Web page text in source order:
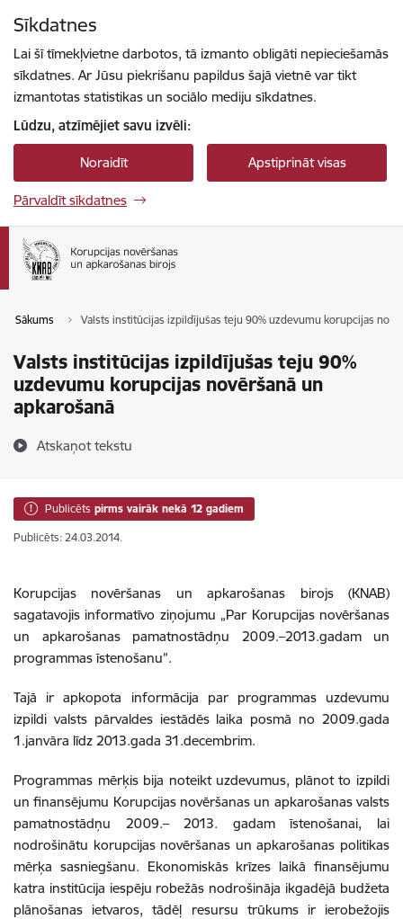
Sīkdatnes
Lai šī tīmekļvietne darbotos, tā izmanto obligāti nepieciešamās
sīkdatnes. Ar Jūsu piekrišanu papildus šajā vietnē var tikt
izmantotas statistikas un sociālo mediju sīkdatnes.
Lūdzu, atzīmējiet savu izvēli:
Noraidīt Apstiprināt visas
Pārvaldīt sīkdatnes
Sākums Valsts institūcijas izpildījušas teju 90% uzdevumu korupcijas
Valsts institūcijas izpildījušas teju 90%
uzdevumu korupcijas novēršanā un
apkarošanā
Atskaņot tekstu
Publicēts pirms vairāk nekā 12 gadiem
Publicēts: 24.03.2014.
Korupcijas novēršanas un apkarošanas birojs (KNAB)
sagatavojis informatīvo ziņojumu „Par Korupcijas novēršanas
un apkarošanas pamatnostādņu 2009.–2013.gadam un
programmas īstenošanu”.
Tajā ir apkopota informācija par programmas uzdevumu
izpildi valsts pārvaldes iestādēs laika posmā no 2009.gada
1.janvāra līdz 2013.gada 31.decembrim.
Programmas mērķis bija noteikt uzdevumus, plānot to izpildi
un finansējumu Korupcijas novēršanas un apkarošanas valsts
pamatnostādņu 2009.– 2013. gadam īstenošanai, lai
nodrošinātu korupcijas novēršanas un apkarošanas politikas
mērķa sasniegšanu. Ekonomiskās krīzes laikā finansējumu
katra institūcija iespēju robežās nodrošināja ikgadējā budžeta
plānošanas ietvaros, tādēļ resursu trūkums ir ierobežojis